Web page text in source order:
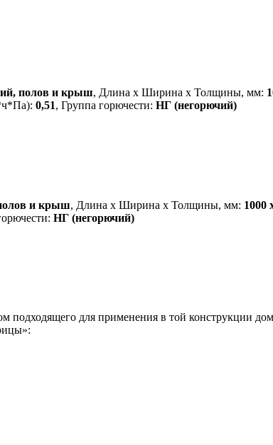
полов и крыш, Длина х Ширина х Толщины, мм:
0,51, Группа горючести: НГ (негорючий)
и крыш, Длина х Ширина х Толщины, мм: 1000
НГ (негорючий)
подходящего для применения в той конструкции